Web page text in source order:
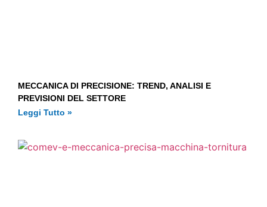
MECCANICA DI PRECISIONE: TREND, ANALISI E
PREVISIONI DEL SETTORE
Leggi Tutto »